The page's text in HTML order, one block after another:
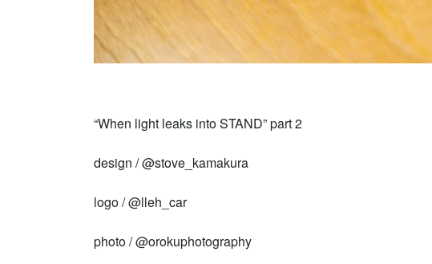
“When light leaks into STAND” part 2
design / @stove_kamakura
logo / @lleh_car
photo / @orokuphotography